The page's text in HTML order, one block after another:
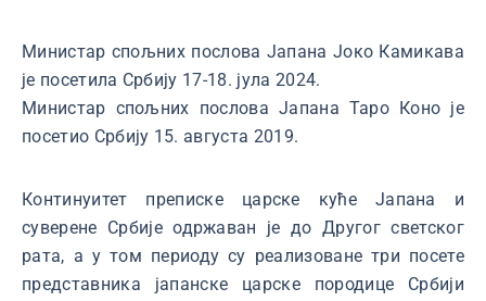
Министар спољних послова Јапана Јоко Камикава
је посетила Србију 17-18. јула 2024.
Министар спољних послова Јапана Таро Коно је
посетио Србију 15. августа 2019.
Континуитет преписке царске куће Јапана и
суверене Србије одржаван је до Другог светског
рата, а у том периоду су реализоване три посете
представника јапанске царске породице Србији